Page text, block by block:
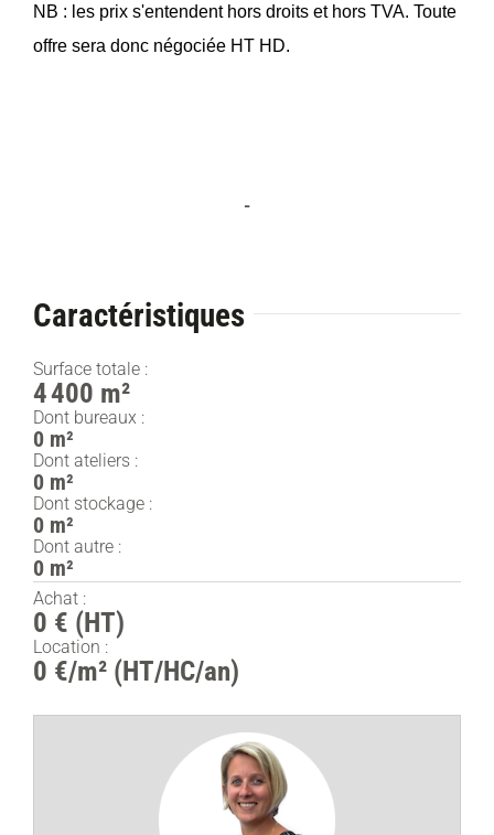
NB : les prix s'entendent hors droits et hors TVA. Toute
offre sera donc négociée HT HD.
-
Caractéristiques
Surface totale :
4 400 m²
Dont bureaux :
0 m²
Dont ateliers :
0 m²
Dont stockage :
0 m²
Dont autre :
0 m²
Achat :
0 € (HT)
Location :
0 €/m² (HT/HC/an)